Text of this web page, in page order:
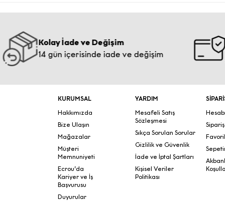
Kolay İade ve Değişim
14 gün içerisinde iade ve değişim
ilgili
KURUMSAL
Hakkımızda
Bize Ulaşın
Mağazalar
Müşteri
Memnuniyeti
Ecrou’da
Kariyer ve İş
Başvurusu
Duyurular
YARDIM
Mesafeli Satış
Sözleşmesi
Sıkça Sorulan Sorular
Gizlilik ve Güvenlik
İade ve İptal Şartları
Kişisel Veriler
Politikası